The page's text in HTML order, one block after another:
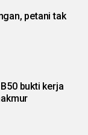
petani tak
bukti kerja